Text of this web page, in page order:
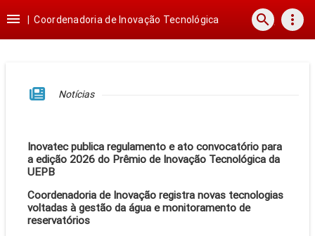
para
para
para
para
 |Coordenadoria de Inovação Tecnológica search more_vert
Notícias
Inovatec publica regulamento e ato convocatório para
a edição 2026 do Prêmio de Inovação Tecnológica da
UEPB
Coordenadoria de Inovação registra novas tecnologias
voltadas à gestão da água e monitoramento de
reservatórios